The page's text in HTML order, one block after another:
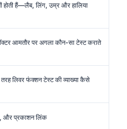
हैं—लैब, लिंग, उम्र और हालिया
आमतौर पर अगला कौन-सा टेस्ट कराते
लिवर फंक्शन टेस्ट की व्याख्या कैसे
और प्रकाशन लिंक